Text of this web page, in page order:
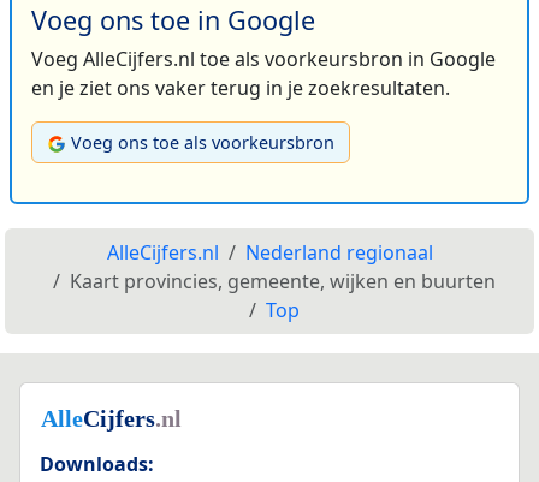
Voeg ons toe in Google
Voeg AlleCijfers.nl toe als voorkeursbron in Google
en je ziet ons vaker terug in je zoekresultaten.
Voeg ons toe als voorkeursbron
AlleCijfers.nl
Nederland regionaal
Kaart provincies, gemeente, wijken en buurten
Top
Downloads: